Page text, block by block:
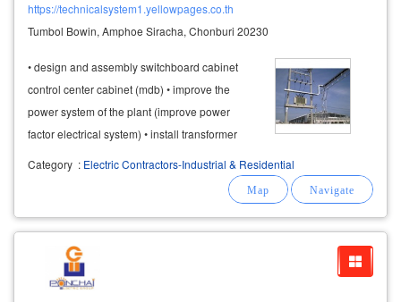
https://technicalsystem1.yellowpages.co.th
Tumbol Bowin, Amphoe Siracha, Chonburi 20230
• design and assembly switchboard cabinet
control center cabinet (mdb) • improve the
power system of the plant (improve power
factor electrical system) • install transformer
Category : Electric Contractors-Industrial & Residential